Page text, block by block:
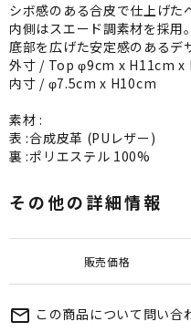
シボ感のある合皮で仕上げた
内側はスエード調素材を採用。
底部を広げた安定感のあるデ
外寸 / Top φ9cm x H11cm
内寸 / φ7.5cm x H10cm
素材 :
表 :合成皮革 (PUレザー)
裏 :ポリエステル 100%
その他の詳細情報
販売価格
mail_outline この商品について問い合